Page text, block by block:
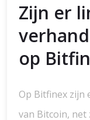
Zijn er
op
Op Bitfinex zijn
van Bitcoin,